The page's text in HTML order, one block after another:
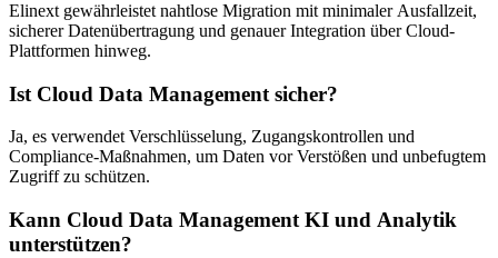
Elinext gewährleistet nahtlose Migration mit minimaler Ausfallzeit,
sicherer Datenübertragung und genauer Integration über Cloud-
Plattformen hinweg.
Ist Cloud Data Management sicher?
Ja, es verwendet Verschlüsselung, Zugangskontrollen und
Compliance-Maßnahmen, um Daten vor Verstößen und unbefugtem
Zugriff zu schützen.
Kann Cloud Data Management KI und Analytik
unterstützen?